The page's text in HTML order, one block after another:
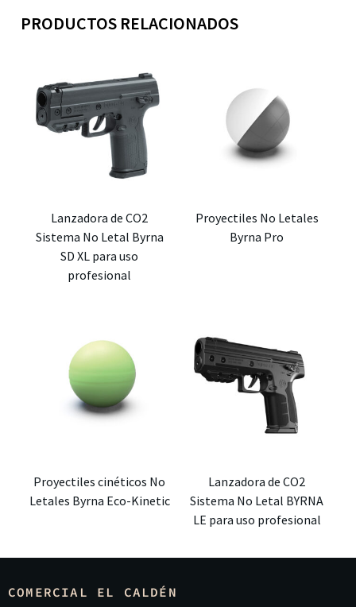
PRODUCTOS RELACIONADOS
Lanzadora de CO2
Sistema No Letal Byrna
SD XL para uso
profesional
Proyectiles No Letales
Byrna Pro
Proyectiles cinéticos No
Letales Byrna Eco-Kinetic
Lanzadora de CO2
Sistema No Letal BYRNA
LE para uso profesional
COMERCIAL EL CALDÉN